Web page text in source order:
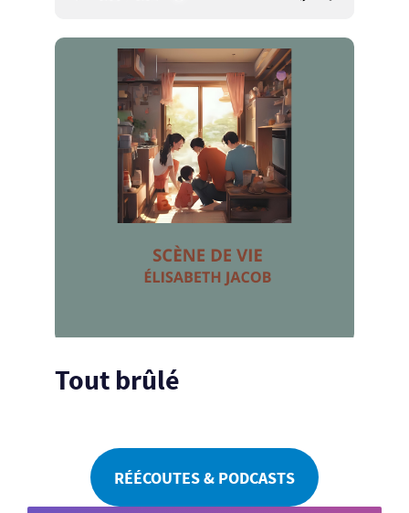
Tout brûlé
RÉÉCOUTES & PODCASTS